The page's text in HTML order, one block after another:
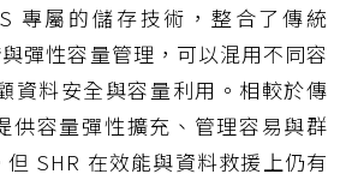
專屬的儲存技術，整合了傳統
彈性容量管理，可以混用不同容
資料安全與容量利用。相較於傳
供容量彈性擴充、管理容易與群
SHR 在效能與資料救援上仍有